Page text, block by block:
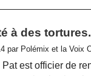
à des
par Polémix et la Voix
est officier de